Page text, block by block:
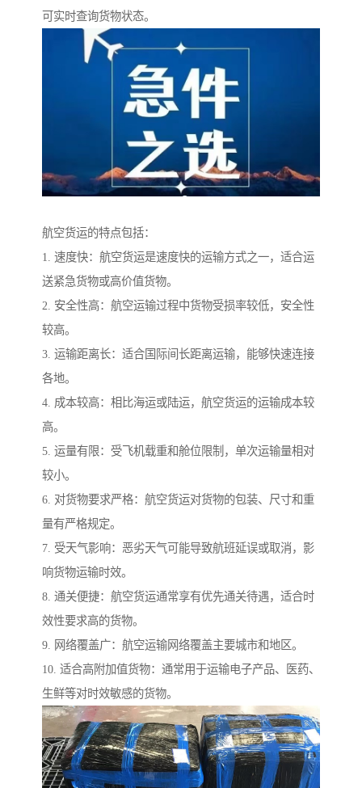
可实时查询货物状态。
航空货运的特点包括：
1. 速度快：航空货运是速度快的运输方式之一，适合运
送紧急货物或高价值货物。
2. 安全性高：航空运输过程中货物受损率较低，安全性
较高。
3. 运输距离长：适合国际间长距离运输，能够快速连接
各地。
4. 成本较高：相比海运或陆运，航空货运的运输成本较
高。
5. 运量有限：受飞机载重和舱位限制，单次运输量相对
较小。
6. 对货物要求严格：航空货运对货物的包装、尺寸和重
量有严格规定。
7. 受天气影响：恶劣天气可能导致航班延误或取消，影
响货物运输时效。
8. 通关便捷：航空货运通常享有优先通关待遇，适合时
效性要求高的货物。
9. 网络覆盖广：航空运输网络覆盖主要城市和地区。
10. 适合高附加值货物：通常用于运输电子产品、医药、
生鲜等对时效敏感的货物。